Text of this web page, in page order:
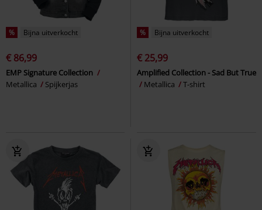
% Bijna uitverkocht
€ 86,99
EMP Signature Collection
Metallica
Spijkerjas
% Bijna uitverkocht
€ 25,99
Amplified Collection - Sad But True
Metallica
T-shirt